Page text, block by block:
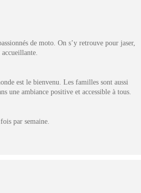
de moto. On s’y retrouve pour jaser,
accueillante.
est le bienvenu. Les familles sont aussi
une ambiance positive et accessible à tous.
par semaine.